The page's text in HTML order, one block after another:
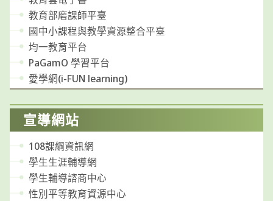
教育部磨課師平臺
國中小課程與教學資源整合平臺
均一教育平台
PaGamO 學習平台
愛學網(i-FUN learning)
宣導網站
108課綱資訊網
學生生涯輔導網
學生輔導諮商中心
性別平等教育資源中心